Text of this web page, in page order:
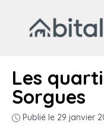
contenu
Les
Sorgues
Publié le 29 janvier